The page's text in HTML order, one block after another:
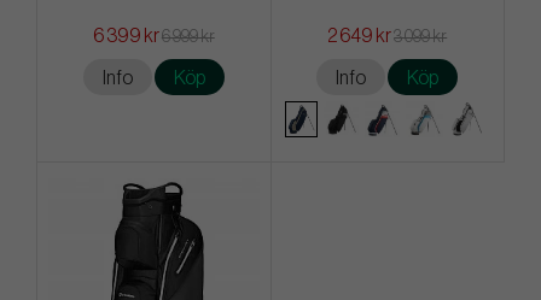
6 399 kr6 999 kr
Info Köp
2 649 kr3 099 kr
Info Köp